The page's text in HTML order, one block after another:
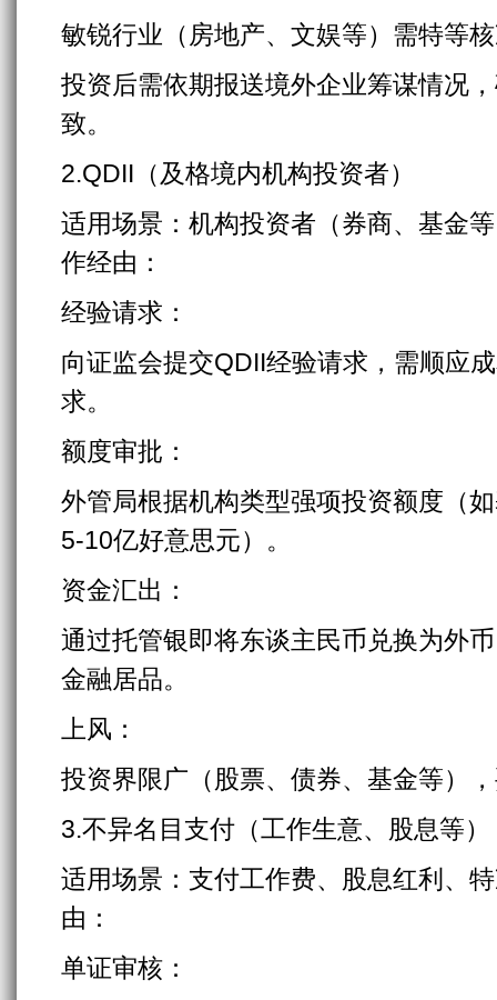
敏锐行业（房地产、文娱等）需特等
投资后需依期报送境外企业筹谋情况
致。
2.QDII（及格境内机构投资者）
适用场景：机构投资者（券商、基金
作经由：
经验请求：
向证监会提交QDII经验请求，需顺应
求。
额度审批：
外管局根据机构类型强项投资额度（
5-10亿好意思元）。
资金汇出：
通过托管银即将东谈主民币兑换为外
金融居品。
上风：
投资界限广（股票、债券、基金等）
3.不异名目支付（工作生意、股息等）
适用场景：支付工作费、股息红利、
由：
单证审核：